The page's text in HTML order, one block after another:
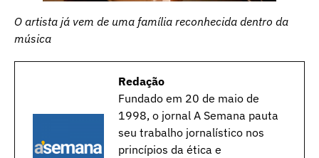
O artista já vem de uma família reconhecida dentro da
música
Redação
Fundado em 20 de maio de
1998, o jornal A Semana pauta
seu trabalho jornalístico nos
princípios da ética e